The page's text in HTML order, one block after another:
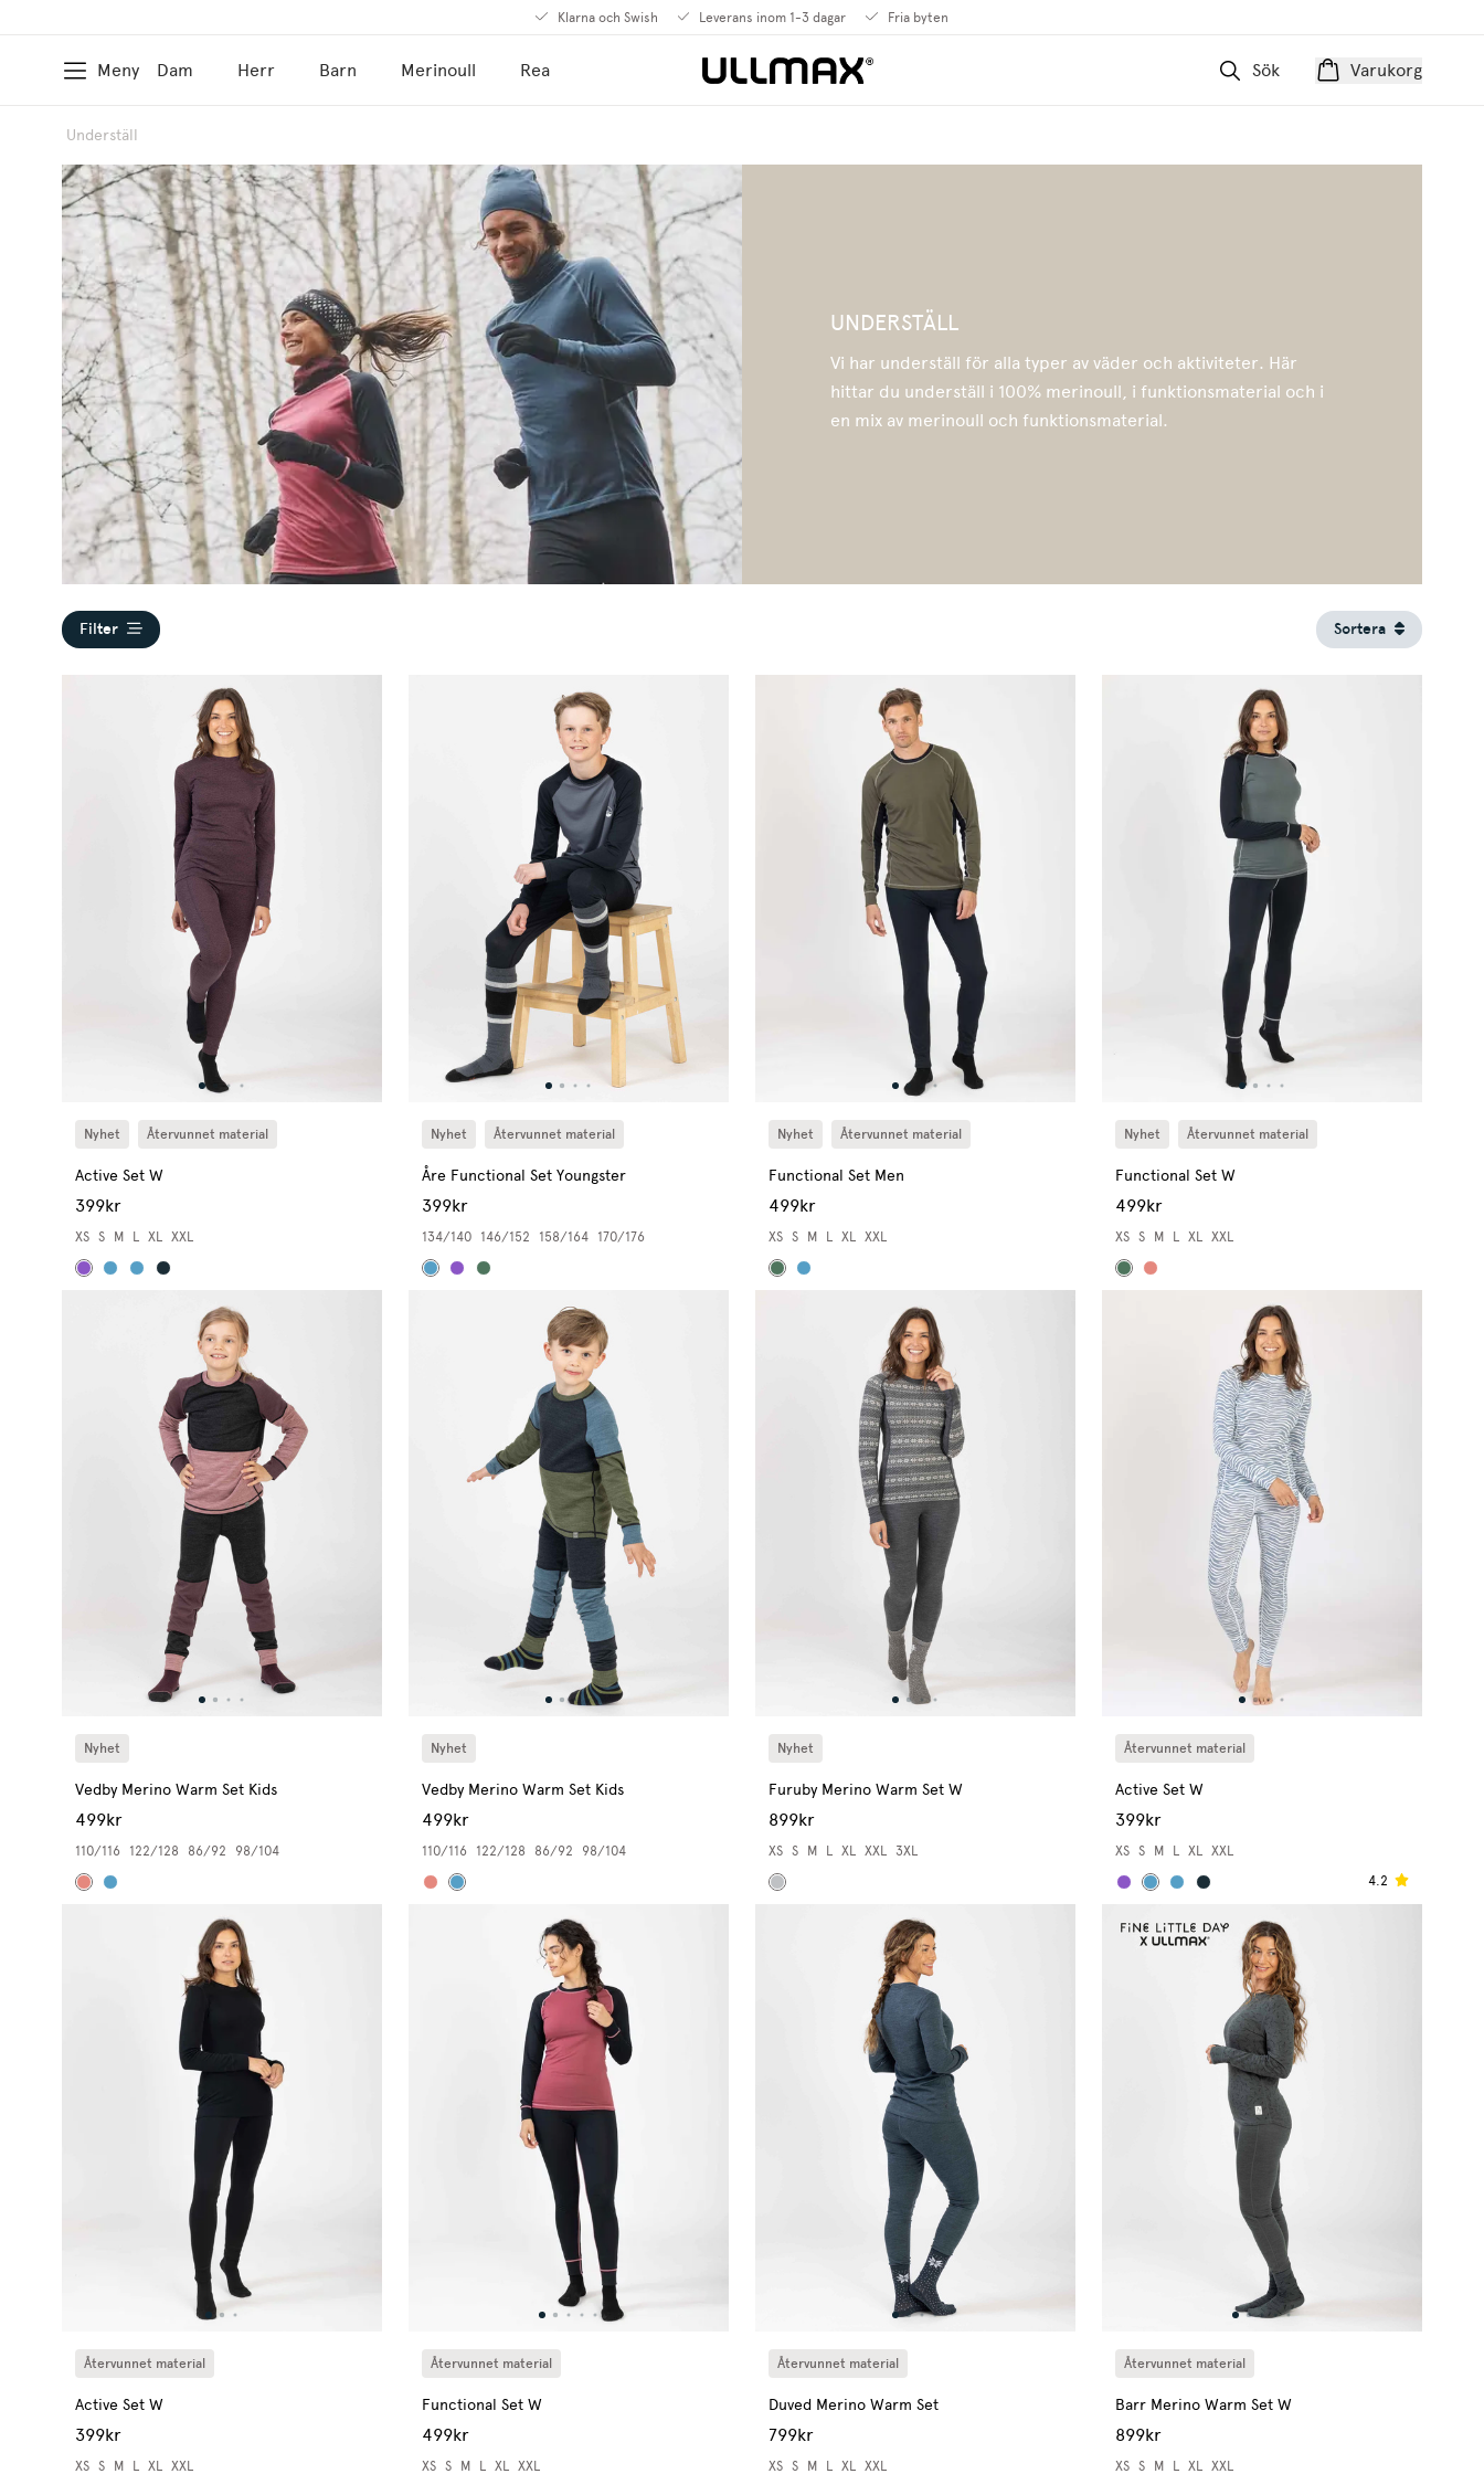
Klarna och Swish Leverans inom 1-3 dagar Fria byten
Meny Dam Herr Barn Merinoull Rea Sök Varukorg
Underställ
UNDERSTÄLL
Vi har underställ för alla typer av väder och aktiviteter. Här
hittar du underställ i 100% merinoull, i funktionsmaterial och i
en mix av merinoull och funktionsmaterial.
Filter Sortera
Nyhet Återvunnet material
Active Set W
399kr
XS S M L XL XXL
Nyhet Återvunnet material
Åre Functional Set Youngster
399kr
134/140 146/152 158/164 170/176
Nyhet Återvunnet material
Functional Set Men
499kr
XS S M L XL XXL
Nyhet Återvunnet material
Functional Set W
499kr
XS S M L XL XXL
Nyhet
Vedby Merino Warm Set Kids
499kr
110/116 122/128 86/92 98/104
Nyhet
Vedby Merino Warm Set Kids
499kr
110/116 122/128 86/92 98/104
Nyhet
Furuby Merino Warm Set W
899kr
XS S M L XL XXL 3XL
Återvunnet material
Active Set W
399kr
XS S M L XL XXL
4.2
Återvunnet material
Active Set W
399kr
XS S M L XL XXL
Återvunnet material
Functional Set W
499kr
XS S M L XL XXL
Återvunnet material
Duved Merino Warm Set
799kr
XS S M L XL XXL
Återvunnet material
Barr Merino Warm Set W
899kr
XS S M L XL XXL